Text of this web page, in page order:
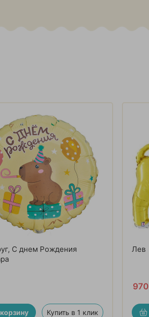
С днем Рождения
Купить в 1 клик
Лев
970